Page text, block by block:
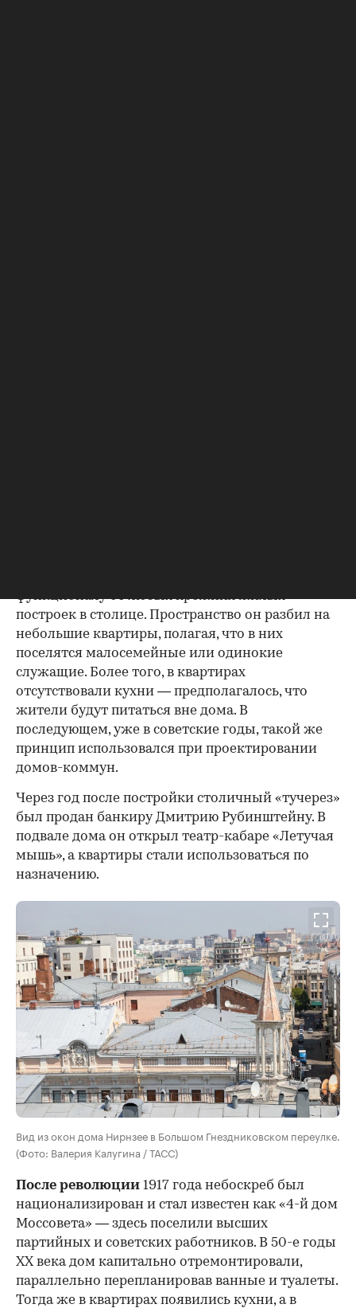
функционалу от любых прежних жилых
построек в столице. Пространство он разбил на
небольшие квартиры, полагая, что в них
поселятся малосемейные или одинокие
служащие. Более того, в квартирах
отсутствовали кухни — предполагалось, что
жители будут питаться вне дома. В
последующем, уже в советские годы, такой же
принцип использовался при проектировании
домов-коммун.
Через год после постройки столичный «тучерез»
был продан банкиру Дмитрию Рубинштейну. В
подвале дома он открыл театр-кабаре «Летучая
мышь», а квартиры стали использоваться по
назначению.
Вид из окон дома Нирнзее в Большом Гнездниковском переулке.
(Фото: Валерия Калугина / ТАСС)
После революции 1917 года небоскреб был
национализирован и стал известен как «4-й дом
Моссовета» — здесь поселили высших
партийных и советских работников. В 50-е годы
ХХ века дом капитально отремонтировали,
параллельно перепланировав ванные и туалеты.
Тогда же в квартирах появились кухни, а в